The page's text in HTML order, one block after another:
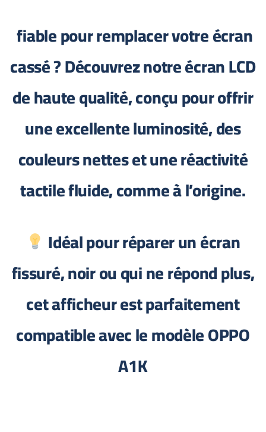
fiable pour remplacer votre écran
cassé ? Découvrez notre écran LCD
de haute qualité, conçu pour offrir
une excellente luminosité, des
couleurs nettes et une réactivité
tactile fluide, comme à l’origine.
Idéal pour réparer un écran
fissuré, noir ou qui ne répond plus,
cet afficheur est parfaitement
compatible avec le modèleOPPO
A1K